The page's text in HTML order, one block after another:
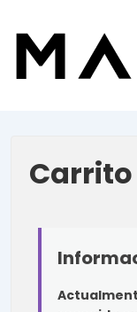
Carrito